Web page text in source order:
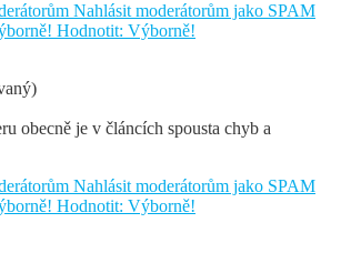
Nahlásit moderátorům jako SPAM
Hodnotit: Výborně!
obecně je v článcích spousta chyb a
Nahlásit moderátorům jako SPAM
Hodnotit: Výborně!